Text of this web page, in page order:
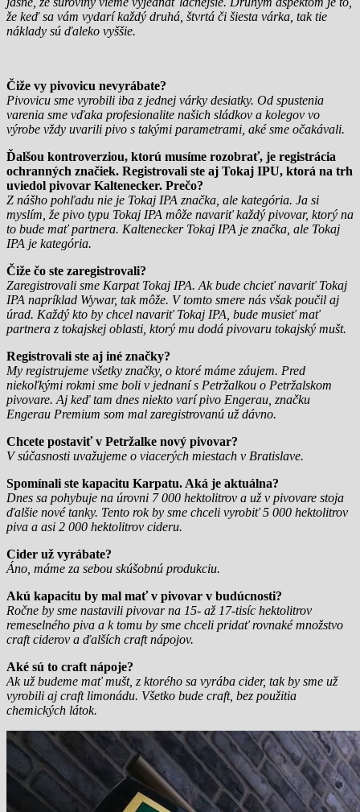
že keď sa vám vydarí každý druhá, štvrtá či šiesta várka, tak tie
náklady sú ďaleko vyššie.
Čiže vy pivovicu nevyrábate?
Pivovicu sme vyrobili iba z jednej várky desiatky. Od spustenia
varenia sme vďaka profesionalite našich sládkov a kolegov vo
výrobe vždy uvarili pivo s takými parametrami, aké sme očakávali.
Ďalšou kontroverziou, ktorú musíme rozobrať, je registrácia
ochranných značiek. Registrovali ste aj Tokaj IPU, ktorá na trh
uviedol pivovar Kaltenecker. Prečo?
Z nášho pohľadu nie je Tokaj IPA značka, ale kategória. Ja si
myslím, že pivo typu Tokaj IPA môže navariť každý pivovar, ktorý na
to bude mať partnera. Kaltenecker Tokaj IPA je značka, ale Tokaj
IPA je kategória.
Čiže čo ste zaregistrovali?
Zaregistrovali sme Karpat Tokaj IPA. Ak bude chcieť navariť Tokaj
IPA napríklad Wywar, tak môže. V tomto smere nás však poučil aj
úrad. Každý kto by chcel navariť Tokaj IPA, bude musieť mať
partnera z tokajskej oblasti, ktorý mu dodá pivovaru tokajský mušt.
Registrovali ste aj iné značky?
My registrujeme všetky značky, o ktoré máme záujem. Pred
niekoľkými rokmi sme boli v jednaní s Petržalkou o Petržalskom
pivovare. Aj keď tam dnes niekto varí pivo Engerau, značku
Engerau Premium som mal zaregistrovanú už dávno.
Chcete postaviť v Petržalke nový pivovar?
V súčasnosti uvažujeme o viacerých miestach v Bratislave.
Spomínali ste kapacitu Karpatu. Aká je aktuálna?
Dnes sa pohybuje na úrovni 7 000 hektolitrov a už v pivovare stoja
ďalšie nové tanky. Tento rok by sme chceli vyrobiť 5 000 hektolitrov
piva a asi 2 000 hektolitrov cideru.
Cider už vyrábate?
Áno, máme za sebou skúšobnú produkciu.
Akú kapacitu by mal mať v pivovar v budúcnosti?
Ročne by sme nastavili pivovar na 15- až 17-tisíc hektolitrov
remeselného piva a k tomu by sme chceli pridať rovnaké množstvo
craft ciderov a ďalších craft nápojov.
Aké sú to craft nápoje?
Ak už budeme mať mušt, z ktorého sa vyrába cider, tak by sme už
vyrobili aj craft limonádu. Všetko bude craft, bez použitia
chemických látok.